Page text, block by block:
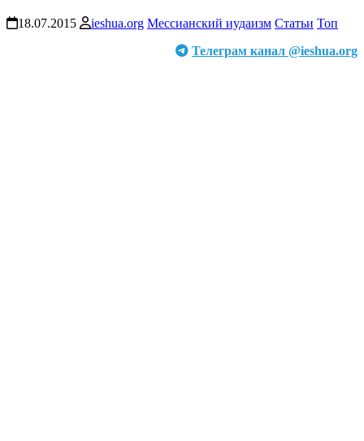
18.07.2015 ieshua.org Мессианский иудаизм Статьи Топ
Телеграм канал @ieshua.org